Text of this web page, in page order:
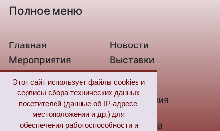
Этот сайт использует файлы cookies и
сервисы сбора технических данных
посетителей (данные об IP-адресе,
местоположении и др.) для
обеспечения работоспособности и
Полное меню
Главная
Новости
Мероприятия
Выставки
О библиотеке
Контакты
Связь с нами
Новые
поступления
Из жизни незрячих
Цифровая
библиотека